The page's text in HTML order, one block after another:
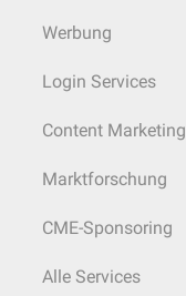
Werbung
Login Services
Content Marketing
Marktforschung
CME-Sponsoring
Alle Services